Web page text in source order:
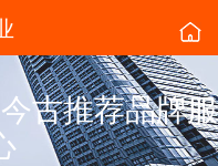
古推荐品牌服